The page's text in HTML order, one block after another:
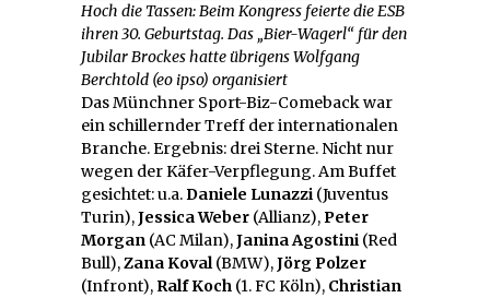
Hoch die Tassen: Beim Kongress feierte die ESB
ihren 30. Geburtstag. Das „Bier-Wagerl“ für den
Jubilar Brockes hatte übrigens Wolfgang
Berchtold (eo ipso) organisiert
Das Münchner Sport-Biz-Comeback war
ein schillernder Treff der internationalen
Branche. Ergebnis: drei Sterne. Nicht nur
wegen der Käfer-Verpflegung. Am Buffet
gesichtet: u.a.Daniele Lunazzi (Juventus
Turin),Jessica Weber (Allianz),Peter
Morgan (AC Milan),Janina Agostini (Red
Bull),Zana Koval(BMW),Jörg Polzer
(Infront), Ralf Koch (1. FC Köln), Christian